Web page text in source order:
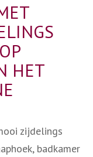
HET
zijdelings
badkamer